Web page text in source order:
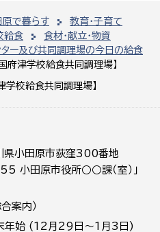
原で暮らす
教育・子育て
給食
食材・献立・物資
ー及び共同調理場の今日の給食
府津学校給食共同調理場】
学校給食共同調理場】
小田原市荻窪300番地
小田原市役所○○課（室）」
案内）
末年始 (12月29日～1月3日)